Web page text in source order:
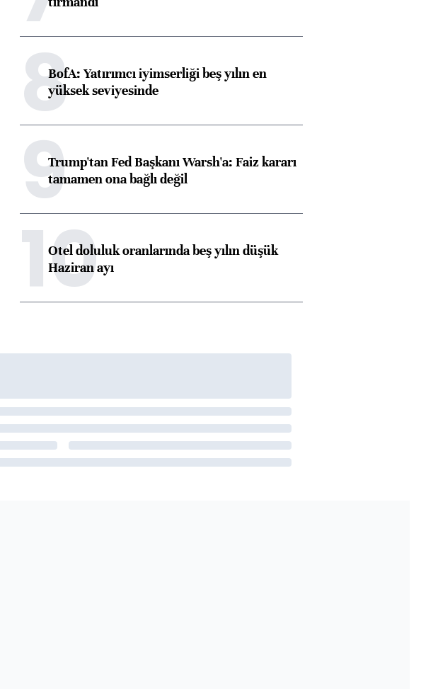
8BofA: Yatırımcı iyimserliği beş yılın en
yüksek seviyesinde
9Trump'tan Fed Başkanı Warsh'a: Faiz kararı
tamamen ona bağlı değil
10
Otel doluluk oranlarında beş yılın düşük
Haziran ayı